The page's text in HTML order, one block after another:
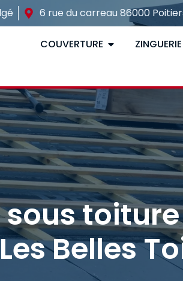
6 rue du carreau 86000
COUVERTURE ZINGUERIE
sous
Belles